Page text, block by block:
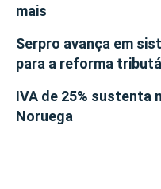
mais
Serpro avança em
para a reforma
IVA de 25% sustenta
Noruega